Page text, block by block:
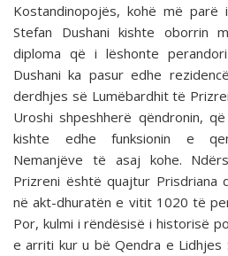
Kostandinopojës, kohë më parë
Stefan Dushani kishte oborrin
diploma që i lëshonte
Dushani ka pasur edhe
derdhjes së Lumëbardhit të
Uroshi shpeshherë qëndronin,
kishte edhe funksionin e
Nemanjëve të asaj kohe.
Prizreni është quajtur
në akt-dhuratën e vitit 1020 të
Por, kulmi i rëndësisë i historisë
e arriti kur u bë Qendra e Lidhjes